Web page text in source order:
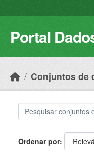
Portal
Conjuntos de
Ordenar por